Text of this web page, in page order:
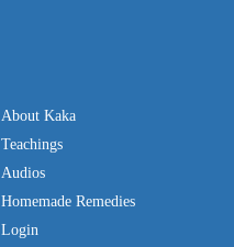
About Kaka
Teachings
Audios
Homemade Remedies
Login